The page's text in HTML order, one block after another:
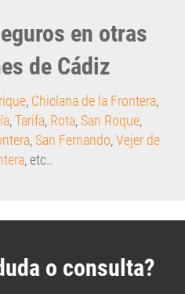
en otras
de Cádiz
, Chiclana de la Frontera,
,Tarifa, Rota, San Roque,
, San Fernando,Vejer de
, etc..
o consulta?